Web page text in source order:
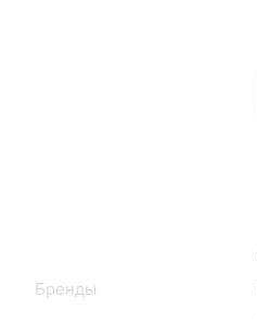
Бренды